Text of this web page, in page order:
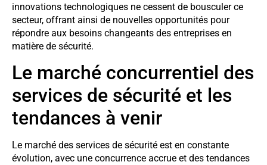
innovations technologiques ne cessent de bousculer ce
secteur, offrant ainsi de nouvelles opportunités pour
répondre aux besoins changeants des entreprises en
matière de sécurité.
Le marché concurrentiel des
services de sécurité et les
tendances à venir
Le marché des services de sécurité est en constante
évolution, avec une concurrence accrue et des tendances